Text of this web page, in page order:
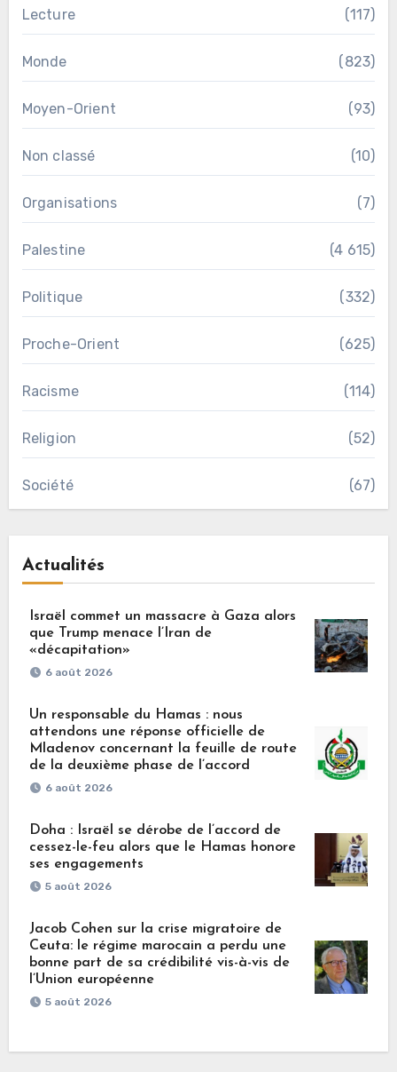
Lecture (117)
Monde (823)
Moyen-Orient (93)
Non classé (10)
Organisations (7)
Palestine (4 615)
Politique (332)
Proche-Orient (625)
Racisme (114)
Religion (52)
Société (67)
Actualités
Israël commet un massacre à Gaza alors
que Trump menace l’Iran de
«décapitation»
6 août 2026
Un responsable du Hamas : nous
attendons une réponse officielle de
Mladenov concernant la feuille de route
de la deuxième phase de l’accord
6 août 2026
Doha : Israël se dérobe de l’accord de
cessez-le-feu alors que le Hamas honore
ses engagements
5 août 2026
Jacob Cohen sur la crise migratoire de
Ceuta: le régime marocain a perdu une
bonne part de sa crédibilité vis-à-vis de
l’Union européenne
5 août 2026